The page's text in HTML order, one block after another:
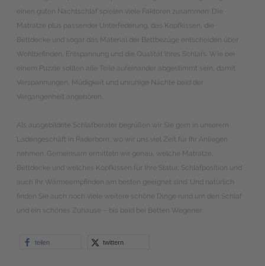
einen guten Nachtschlaf spielen viele Faktoren zusammen: Die
Matratze plus passender Unterfederung, das Kopfkissen, die
Bettdecke und sogar das Material der Bettbezüge entscheiden über
Wohlbefinden, Entspannung und die Qualität Ihres Schlafs. Wie bei
einem Puzzle sollten alle Teile aufeinander abgestimmt sein, damit
Verspannungen, Müdigkeit und unruhige Nächte bald der
Vergangenheit angehören.
Als ausgebildete Schlafberater begrüßen wir Sie gern in unserem
Ladengeschäft in Paderborn, wo wir uns viel Zeit für Ihr Anliegen
nehmen. Gemeinsam ermitteln wir genau, welche Matratze,
Bettdecke und welches Kopfkissen für Ihre Statur, Schlafposition und
auch Ihr Wärmeempfinden am besten geeignet sind. Und natürlich
finden Sie auch noch viele weitere schöne Dinge rund um den Schlaf
und ein schönes Zuhause – bis bald bei Betten Wegener.
teilen twittern